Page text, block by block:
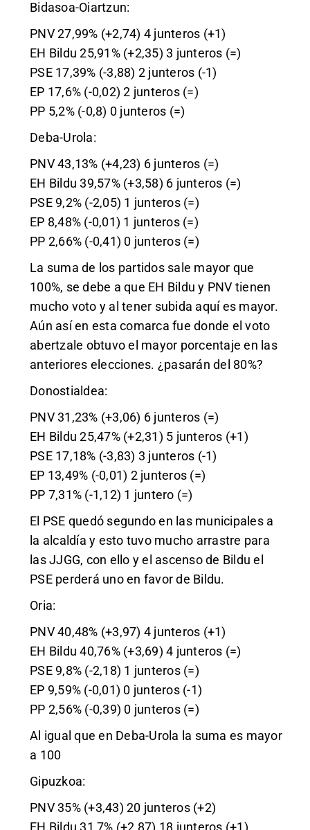
Bidasoa-Oiartzun:
PNV 27,99% (+2,74) 4 junteros (+1)
EH Bildu 25,91% (+2,35) 3 junteros (=)
PSE 17,39% (-3,88) 2 junteros (-1)
EP 17,6% (-0,02) 2 junteros (=)
PP 5,2% (-0,8) 0 junteros (=)
Deba-Urola:
PNV 43,13% (+4,23) 6 junteros (=)
EH Bildu 39,57% (+3,58) 6 junteros (=)
PSE 9,2% (-2,05) 1 junteros (=)
EP 8,48% (-0,01) 1 junteros (=)
PP 2,66% (-0,41) 0 junteros (=)
La suma de los partidos sale mayor que
100%, se debe a que EH Bildu y PNV tienen
mucho voto y al tener subida aquí es mayor.
Aún así en esta comarca fue donde el voto
abertzale obtuvo el mayor porcentaje en las
anteriores elecciones. ¿pasarán del 80%?
Donostialdea:
PNV 31,23% (+3,06) 6 junteros (=)
EH Bildu 25,47% (+2,31) 5 junteros (+1)
PSE 17,18% (-3,83) 3 junteros (-1)
EP 13,49% (-0,01) 2 junteros (=)
PP 7,31% (-1,12) 1 juntero (=)
El PSE quedó segundo en las municipales a
la alcaldía y esto tuvo mucho arrastre para
las JJGG, con ello y el ascenso de Bildu el
PSE perderá uno en favor de Bildu.
Oria:
PNV 40,48% (+3,97) 4 junteros (+1)
EH Bildu 40,76% (+3,69) 4 junteros (=)
PSE 9,8% (-2,18) 1 junteros (=)
EP 9,59% (-0,01) 0 junteros (-1)
PP 2,56% (-0,39) 0 junteros (=)
Al igual que en Deba-Urola la suma es mayor
a 100
Gipuzkoa:
PNV 35% (+3,43) 20 junteros (+2)
EH Bildu 31,7% (+2,87) 18 junteros (+1)